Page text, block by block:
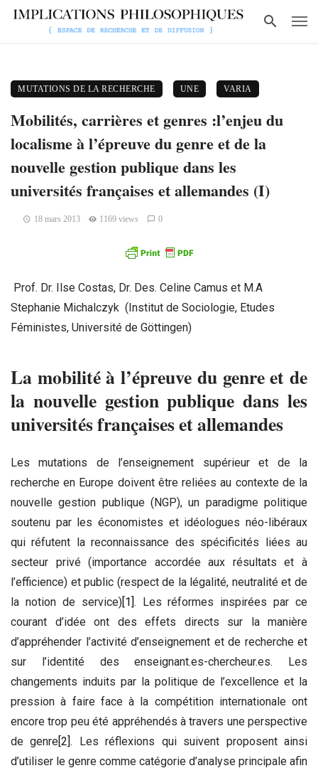
MUTATIONS DE LA RECHERCHE UNE VARIA
Mobilités, carrières et genres :l’enjeu du
localisme à l’épreuve du genre et de la
nouvelle gestion publique dans les
universités françaises et allemandes (I)
18 mars 2013 1169 views 0
Prof. Dr. Ilse Costas, Dr. Des. Celine Camus et M.A
Stephanie Michalczyk (Institut de Sociologie, Etudes
Féministes, Université de Göttingen)
La mobilité à l’épreuve du genre et de
la nouvelle gestion publique dans les
universités françaises et allemandes
Les mutations de l’enseignement supérieur et de la
recherche en Europe doivent être reliées au contexte de la
nouvelle gestion publique (NGP), un paradigme politique
soutenu par les économistes et idéologues néo-libéraux
qui réfutent la reconnaissance des spécificités liées au
secteur privé (importance accordée aux résultats et à
l’efficience) et public (respect de la légalité, neutralité et de
la notion de service)[1]. Les réformes inspirées par ce
courant d’idée ont des effets directs sur la manière
d’appréhender l’activité d’enseignement et de recherche et
sur l’identité des enseignant.es-chercheur.es. Les
changements induits par la politique de l’excellence et la
pression à faire face à la compétition internationale ont
encore trop peu été appréhendés à travers une perspective
de genre[2]. Les réflexions qui suivent proposent ainsi
d’utiliser le genre comme catégorie d’analyse principale afin